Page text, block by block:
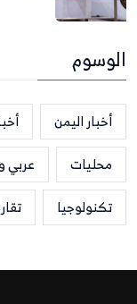
الوسوم
أخبار اليمن
محليات
عربي
تكنولوجيا